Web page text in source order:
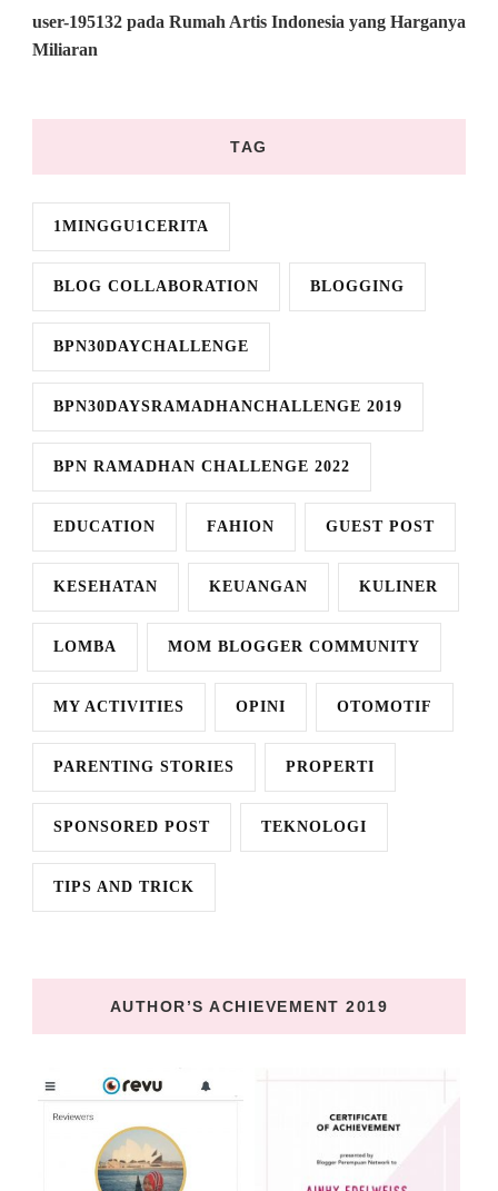
user-195132 pada Rumah Artis Indonesia yang Harganya
Miliaran
TAG
1MINGGU1CERITA
BLOG COLLABORATION BLOGGING
BPN30DAYCHALLENGE
BPN30DAYSRAMADHANCHALLENGE 2019
BPN RAMADHAN CHALLENGE 2022
EDUCATION FAHION GUEST POST
KESEHATAN KEUANGAN KULINER
LOMBA MOM BLOGGER COMMUNITY
MY ACTIVITIES OPINI OTOMOTIF
PARENTING STORIES PROPERTI
SPONSORED POST TEKNOLOGI
TIPS AND TRICK
AUTHOR’S ACHIEVEMENT 2019